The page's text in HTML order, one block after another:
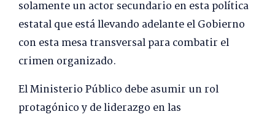
solamente un actor secundario en esta política
estatal que está llevando adelante el Gobierno
con esta mesa transversal para combatir el
crimen organizado.
El Ministerio Público debe asumir un rol
protagónico y de liderazgo en las